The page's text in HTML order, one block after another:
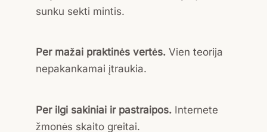
sunku sekti mintis.
Per mažai praktinės vertės. Vien teorija
nepakankamai įtraukia.
Per ilgi sakiniai ir pastraipos. Internete
žmonės skaito greitai.